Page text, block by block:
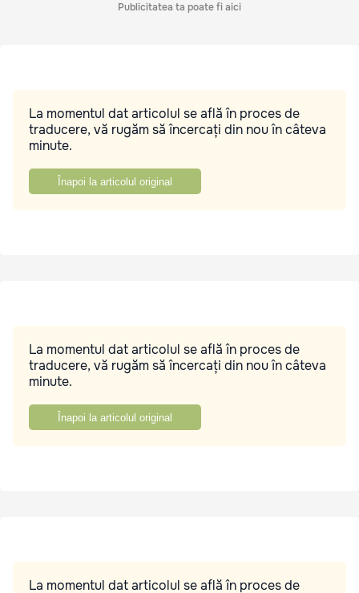
Publicitatea ta poate fi aici
La momentul dat articolul se află în proces de
traducere, vă rugăm să încercați din nou în câteva
minute.
Înapoi la articolul original
La momentul dat articolul se află în proces de
traducere, vă rugăm să încercați din nou în câteva
minute.
Înapoi la articolul original
La momentul dat articolul se află în proces de